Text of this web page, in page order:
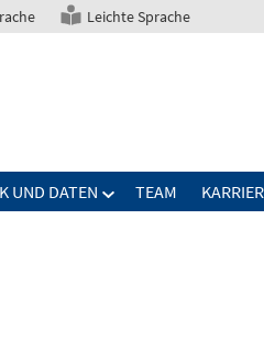
Leichte Sprache
UND DATEN TEAM